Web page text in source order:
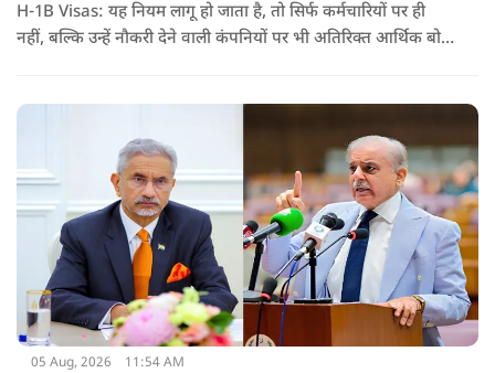
H-1B Visas: यह नियम लागू हो जाता है, तो सिर्फ कर्मचारियों पर ही
नहीं, बल्कि उन्हें नौकरी देने वाली कंपनियों पर भी अतिरिक्त आर्थिक बोझ
वीजा का समय-समय पर नवीनीकरण कराते हैं.
05 Aug, 2026 11:54 AM